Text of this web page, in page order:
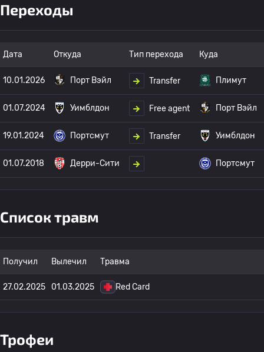
Переходы
Дата Откуда Тип перехода Куда
10.01.2026 Порт Вэйл Transfer Плимут
01.07.2024 Уимблдон Free agent Порт Вэйл
19.01.2024 Портсмут Transfer Уимблдон
01.07.2018 Дерри-Сити Портсмут
Список травм
Получил Вылечил Травма
27.02.2025 01.03.2025 Red Card
Трофеи